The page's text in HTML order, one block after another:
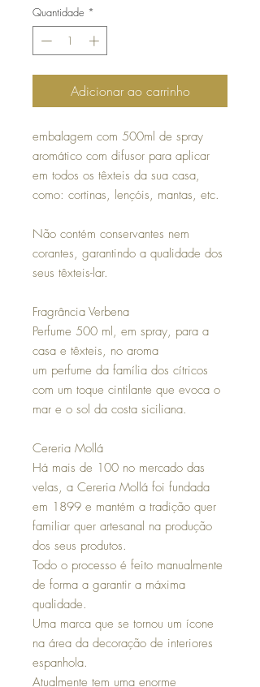
Quantidade *
Adicionar ao carrinho
embalagem com 500ml de spray
aromático com difusor para aplicar
em todos os têxteis da sua casa,
como: cortinas, lençóis, mantas, etc.
Não contém conservantes nem
corantes, garantindo a qualidade dos
seus têxteis-lar.
Fragrância Verbena
Perfume 500 ml, em spray, para a
casa e têxteis, no aroma
um perfume da família dos cítricos
com um toque cintilante que evoca o
mar e o sol da costa siciliana.
Cereria Mollá
Há mais de 100 no mercado das
velas, a Cereria Mollá foi fundada
em 1899 e mantém a tradição quer
familiar quer artesanal na produção
dos seus produtos.
Todo o processo é feito manualmente
de forma a garantir a máxima
qualidade.
Uma marca que se tornou um ícone
na área da decoração de interiores
espanhola.
Atualmente tem uma enorme